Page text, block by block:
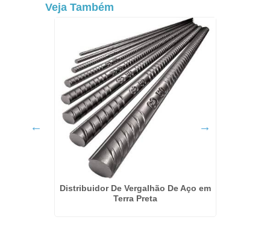
Veja Também
Distribuidor De Vergalhão De Aço em
Terra Preta